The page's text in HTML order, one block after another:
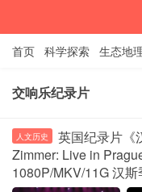
首页 科学探索 生态地
经典纪录 4K纪录片
交响乐纪录片
人文历史
英国纪录片《
Zimmer: Live in
1080P/MKV/11G 汉